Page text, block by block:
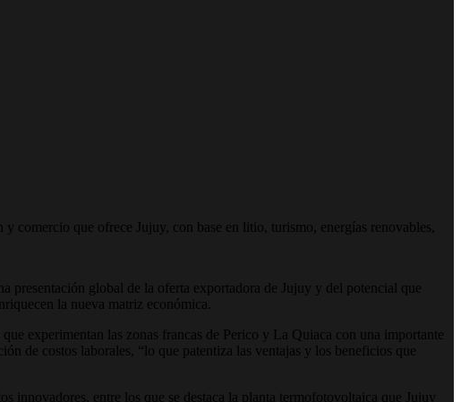
que ofrece Jujuy, con base en litio, turismo, energías renovables,
presentación global de la oferta exportadora de Jujuy y del potencial que
la nueva matriz económica.
experimentan las zonas francas de Perico y La Quiaca con una importante
de costos laborales, “lo que patentiza las ventajas y los beneficios que
innovadores, entre los que se destaca la planta termofotovoltaica que Jujuy